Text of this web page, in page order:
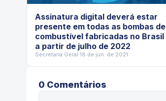
Assinatura digital deverá estar
presente em todas as bombas de
combustível fabricadas no Brasil
a partir de julho de 2022
Secretaria Geral·18 de jun. de 2021
0 Comentários